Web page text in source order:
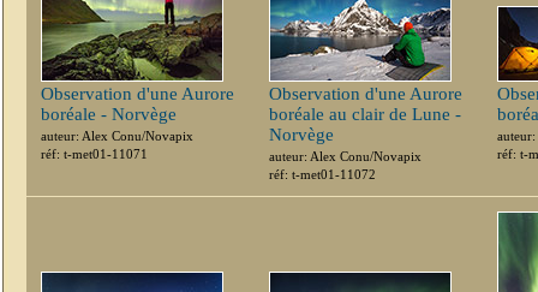
Observation d'une Aurore
boréale - Norvège
auteur: Alex Conu/Novapix
réf: t-met01-11071
Observation d'une Aurore
boréale au clair de Lune -
Norvège
auteur: Alex Conu/Novapix
réf: t-met01-11072
réf: t-